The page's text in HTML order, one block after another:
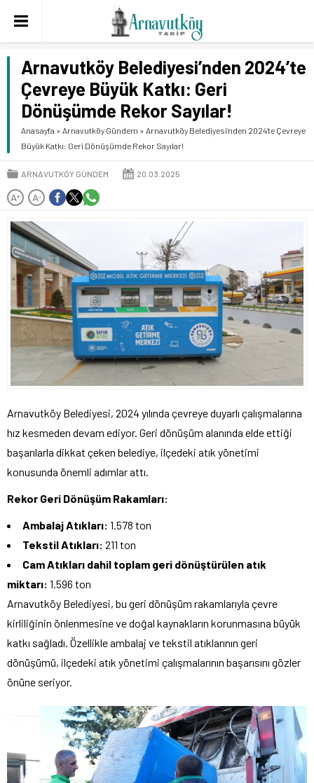
Arnavutköy Belediyesi’nden 2024’te
Çevreye Büyük Katkı: Geri
Dönüşümde Rekor Sayılar!
Anasayfa » Arnavutköy Gündem » Arnavutköy Belediyesi’nden 2024’te Çevreye
Büyük Katkı: Geri Dönüşümde Rekor Sayılar!
ARNAVUTKÖY GÜNDEM 20.03.2025
A+ A-
Arnavutköy Belediyesi, 2024 yılında çevreye duyarlı çalışmalarına
hız kesmeden devam ediyor. Geri dönüşüm alanında elde ettiği
başarılarla dikkat çeken belediye, ilçedeki atık yönetimi
konusunda önemli adımlar attı.
Rekor Geri Dönüşüm Rakamları:
Ambalaj Atıkları: 1.578 ton
Tekstil Atıkları: 211 ton
Cam Atıkları dahil toplam geri dönüştürülen atık
miktarı: 1.596 ton
Arnavutköy Belediyesi, bu geri dönüşüm rakamlarıyla çevre
kirliliğinin önlenmesine ve doğal kaynakların korunmasına büyük
katkı sağladı. Özellikle ambalaj ve tekstil atıklarının geri
dönüşümü, ilçedeki atık yönetimi çalışmalarının başarısını gözler
önüne seriyor.